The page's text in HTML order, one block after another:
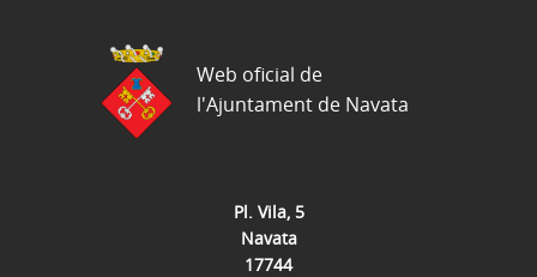
Pl. Vila, 5
Navata
17744
Web oficial de
l'Ajuntament de Navata